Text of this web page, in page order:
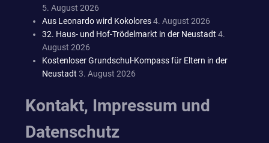
5. August 2026
Aus Leonardo wird Kokolores4. August 2026
32. Haus- und Hof-Trödelmarkt in der Neustadt 4.
August 2026
Kostenloser Grundschul-Kompass für Eltern in der
Neustadt 3. August 2026
Kontakt, Impressum und
Datenschutz